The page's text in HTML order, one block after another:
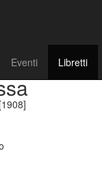
Eventi Libretti